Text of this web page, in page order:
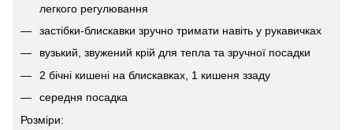
легкого регулювання
застібки-блискавки зручно тримати навіть у рукавичках
вузький, звужений крій для тепла та зручної посадки
2 бічні кишені на блискавках, 1 кишеня ззаду
середня посадка
Розміри: